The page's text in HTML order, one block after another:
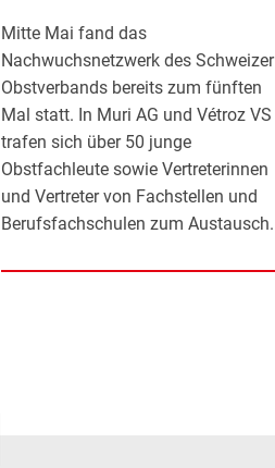
Mitte Mai fand das
Nachwuchsnetzwerk des Schweizer
Obstverbands bereits zum fünften
Mal statt. In Muri AG und Vétroz VS
trafen sich über 50 junge
Obstfachleute sowie Vertreterinnen
und Vertreter von Fachstellen und
Berufsfachschulen zum Austausch.